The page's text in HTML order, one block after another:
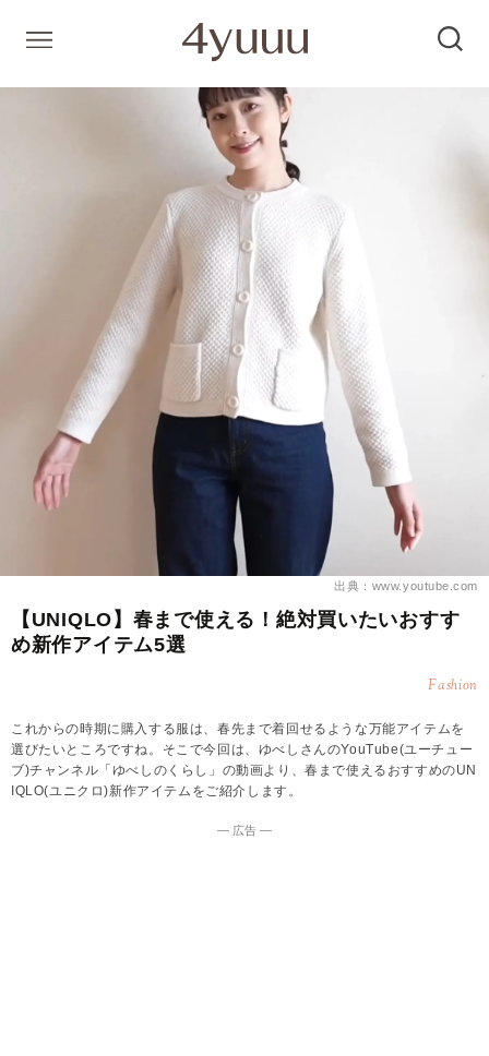
出典：www.youtube.com
【UNIQLO】春まで使える！絶対買いたいおすす
め新作アイテム5選
Fashion
これからの時期に購入する服は、春先まで着回せるような万能アイテムを
選びたいところですね。そこで今回は、ゆべしさんのYouTube(ユーチュー
ブ)チャンネル「ゆべしのくらし」の動画より、春まで使えるおすすめのUN
IQLO(ユニクロ)新作アイテムをご紹介します。
― 広告 ―